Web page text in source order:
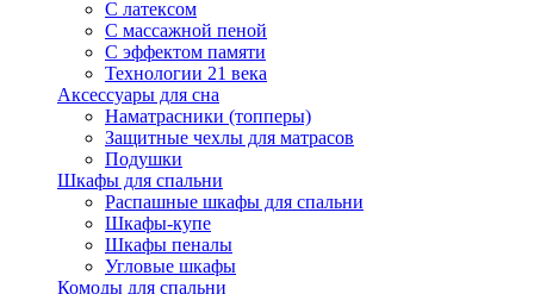
С латексом
С массажной пеной
С эффектом памяти
Технологии 21 века
Аксессуары для сна
Наматрасники (топперы)
Защитные чехлы для матрасов
Подушки
Шкафы для спальни
Распашные шкафы для спальни
Шкафы-купе
Шкафы пеналы
Угловые шкафы
Комоды для спальни